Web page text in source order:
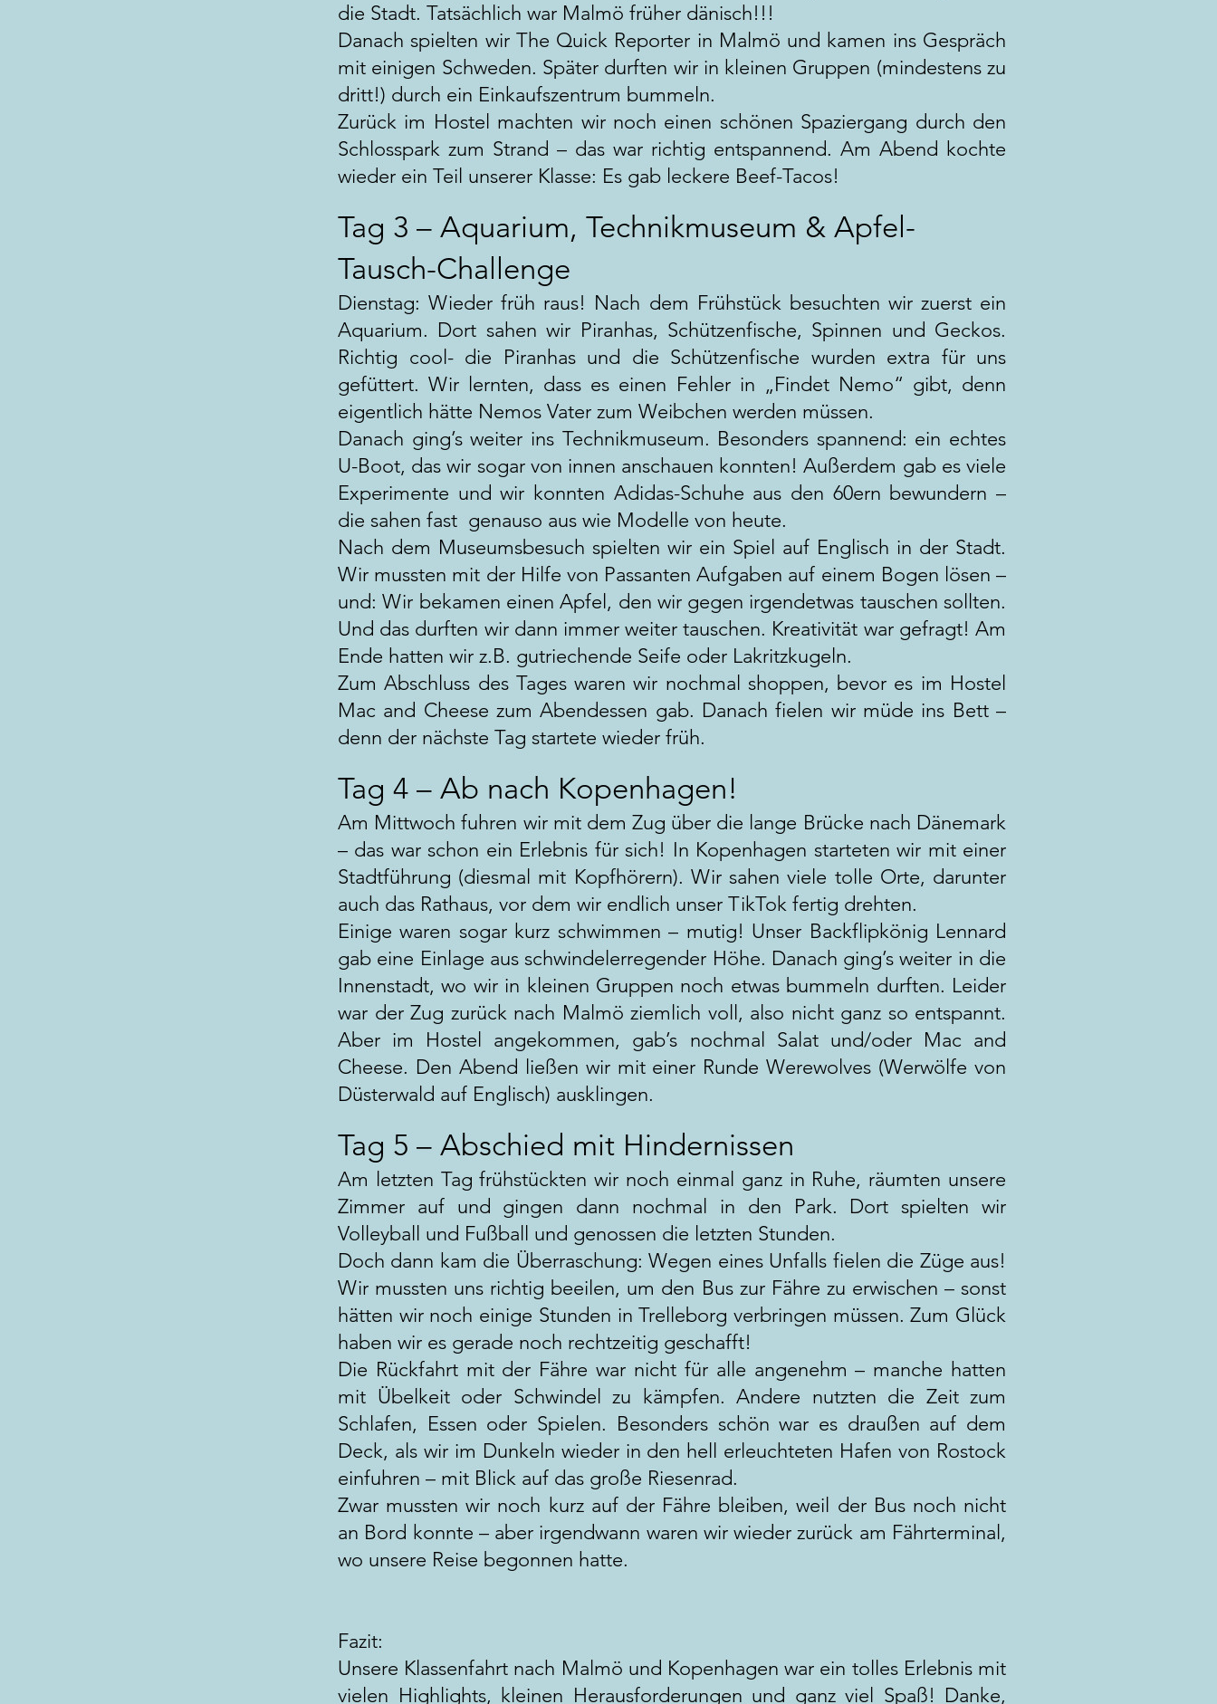
die Stadt. Tatsächlich war Malmö früher dänisch!!!
Danach spielten wir The Quick Reporter in Malmö und kamen ins Gespräch
mit einigen Schweden. Später durften wir in kleinen Gruppen (mindestens zu
dritt!) durch ein Einkaufszentrum bummeln.
Zurück im Hostel machten wir noch einen schönen Spaziergang durch den
Schlosspark zum Strand – das war richtig entspannend. Am Abend kochte
wieder ein Teil unserer Klasse: Es gab leckere Beef-Tacos!
Tag 3 – Aquarium, Technikmuseum & Apfel-
Tausch-Challenge
Dienstag: Wieder früh raus! Nach dem Frühstück besuchten wir zuerst ein
Aquarium. Dort sahen wir Piranhas, Schützenfische, Spinnen und Geckos.
Richtig cool- die Piranhas und die Schützenfische wurden extra für uns
gefüttert. Wir lernten, dass es einen Fehler in „Findet Nemo“ gibt, denn
eigentlich hätte Nemos Vater zum Weibchen werden müssen.
Danach ging’s weiter ins Technikmuseum. Besonders spannend: ein echtes
U-Boot, das wir sogar von innen anschauen konnten! Außerdem gab es viele
Experimente und wir konnten Adidas-Schuhe aus den 60ern bewundern –
die sahen fast genauso aus wie Modelle von heute.
Nach dem Museumsbesuch spielten wir ein Spiel auf Englisch in der Stadt.
Wir mussten mit der Hilfe von Passanten Aufgaben auf einem Bogen lösen –
und: Wir bekamen einen Apfel, den wir gegen irgendetwas tauschen sollten.
Und das durften wir dann immer weiter tauschen. Kreativität war gefragt! Am
Ende hatten wir z.B. gutriechende Seife oder Lakritzkugeln.
Zum Abschluss des Tages waren wir nochmal shoppen, bevor es im Hostel
Mac and Cheese zum Abendessen gab. Danach fielen wir müde ins Bett –
denn der nächste Tag startete wieder früh.
Tag 4 – Ab nach Kopenhagen!
Am Mittwoch fuhren wir mit dem Zug über die lange Brücke nach Dänemark
– das war schon ein Erlebnis für sich! In Kopenhagen starteten wir mit einer
Stadtführung (diesmal mit Kopfhörern). Wir sahen viele tolle Orte, darunter
auch das Rathaus, vor dem wir endlich unser TikTok fertig drehten.
Einige waren sogar kurz schwimmen – mutig! Unser Backflipkönig Lennard
gab eine Einlage aus schwindelerregender Höhe. Danach ging’s weiter in die
Innenstadt, wo wir in kleinen Gruppen noch etwas bummeln durften. Leider
war der Zug zurück nach Malmö ziemlich voll, also nicht ganz so entspannt.
Aber im Hostel angekommen, gab’s nochmal Salat und/oder Mac and
Cheese. Den Abend ließen wir mit einer Runde Werewolves (Werwölfe von
Düsterwald auf Englisch) ausklingen.
Tag 5 – Abschied mit Hindernissen
Am letzten Tag frühstückten wir noch einmal ganz in Ruhe, räumten unsere
Zimmer auf und gingen dann nochmal in den Park. Dort spielten wir
Volleyball und Fußball und genossen die letzten Stunden.
Doch dann kam die Überraschung: Wegen eines Unfalls fielen die Züge aus!
Wir mussten uns richtig beeilen, um den Bus zur Fähre zu erwischen – sonst
hätten wir noch einige Stunden in Trelleborg verbringen müssen. Zum Glück
haben wir es gerade noch rechtzeitig geschafft!
Die Rückfahrt mit der Fähre war nicht für alle angenehm – manche hatten
mit Übelkeit oder Schwindel zu kämpfen. Andere nutzten die Zeit zum
Schlafen, Essen oder Spielen. Besonders schön war es draußen auf dem
Deck, als wir im Dunkeln wieder in den hell erleuchteten Hafen von Rostock
einfuhren – mit Blick auf das große Riesenrad.
Zwar mussten wir noch kurz auf der Fähre bleiben, weil der Bus noch nicht
an Bord konnte – aber irgendwann waren wir wieder zurück am Fährterminal,
wo unsere Reise begonnen hatte.
Fazit:
Unsere Klassenfahrt nach Malmö und Kopenhagen war ein tolles Erlebnis mit
vielen Highlights, kleinen Herausforderungen und ganz viel Spaß! Danke,